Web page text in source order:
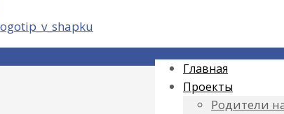
Главная
Проекты
Родители